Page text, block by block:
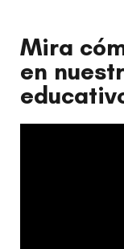
Mira
en